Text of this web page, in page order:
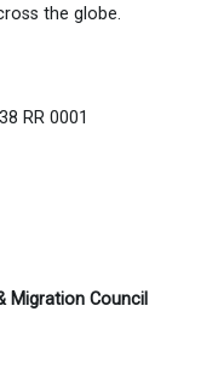
the globe.
RR 0001
Migration Council